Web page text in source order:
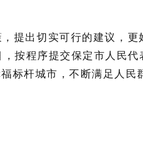
提出切实可行的建议，
按程序提交保定市人民
标杆城市，不断满足人民